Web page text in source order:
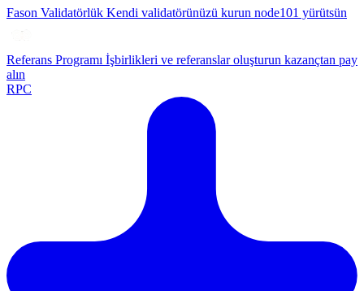
Fason Validatörlük Kendi validatörünüzü kurun node101 yürütsün
Referans Programı İşbirlikleri ve referanslar oluşturun kazançtan pay
alın
RPC